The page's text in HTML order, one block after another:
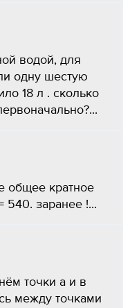
водой, для
одну шестую
18 л . сколько
общее кратное
540. заранее !...
точки а и в
между точками